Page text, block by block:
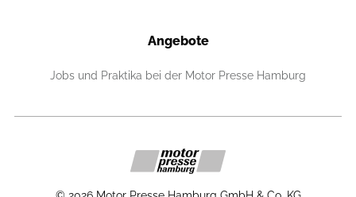
Angebote
Jobs und Praktika bei der Motor Presse Hamburg